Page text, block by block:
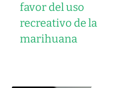
favor del uso
recreativo de la
marihuana